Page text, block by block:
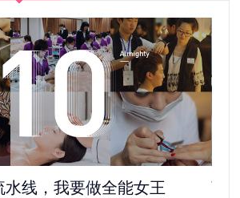
水线，我要做全能女王
离